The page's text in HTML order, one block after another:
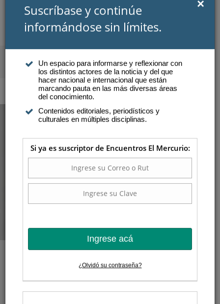
SUSCRIBIRSE INICIAR SESIÓN
Atención a suscriptores
DROGAS Y ALCOHOL
EN JÓVENES: EL
EXITOSO MODELO
ISLANDÉS
Suscríbase y continúe
Un espacio para informarse y reflexionar con
los distintos actores de la noticia y del que
hacer nacional e internacional que están
marcando pauta en las más diversas áreas
del conocimiento.
Contenidos editoriales, periodísticos y
Si ya es suscriptor de Encuentros El Mercurio:
Ingrese acá